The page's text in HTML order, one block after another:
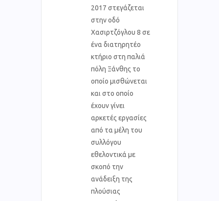
2017 στεγάζεται
στην οδό
Χασιρτζόγλου 8 σε
ένα διατηρητέο
κτήριο στη παλιά
πόλη Ξάνθης το
οποίο μισθώνεται
και στο οποίο
έχουν γίνει
αρκετές εργασίες
από τα μέλη του
συλλόγου
εθελοντικά με
σκοπό την
ανάδειξη της
πλούσιας